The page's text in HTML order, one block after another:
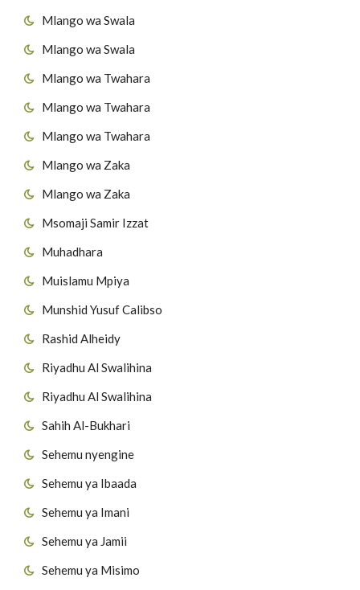
Mlango wa Swala
Mlango wa Swala
Mlango wa Twahara
Mlango wa Twahara
Mlango wa Twahara
Mlango wa Zaka
Mlango wa Zaka
Msomaji Samir Izzat
Muhadhara
Muislamu Mpiya
Munshid Yusuf Calibso
Rashid Alheidy
Riyadhu Al Swalihina
Riyadhu Al Swalihina
Sahih Al-Bukhari
Sehemu nyengine
Sehemu ya Ibaada
Sehemu ya Imani
Sehemu ya Jamii
Sehemu ya Misimo